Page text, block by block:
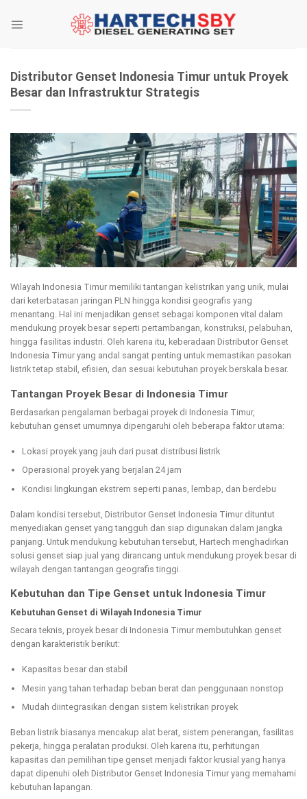
Distributor Genset Indonesia Timur untuk Proyek
Besar dan Infrastruktur Strategis
Wilayah Indonesia Timur memiliki tantangan kelistrikan yang unik, mulai
dari keterbatasan jaringan PLN hingga kondisi geografis yang
menantang. Hal ini menjadikan genset sebagai komponen vital dalam
mendukung proyek besar seperti pertambangan, konstruksi, pelabuhan,
hingga fasilitas industri. Oleh karena itu, keberadaan Distributor Genset
Indonesia Timur yang andal sangat penting untuk memastikan pasokan
listrik tetap stabil, efisien, dan sesuai kebutuhan proyek berskala besar.
Tantangan Proyek Besar di Indonesia Timur
Berdasarkan pengalaman berbagai proyek di Indonesia Timur,
kebutuhan genset umumnya dipengaruhi oleh beberapa faktor utama:
Lokasi proyek yang jauh dari pusat distribusi listrik
Operasional proyek yang berjalan 24 jam
Kondisi lingkungan ekstrem seperti panas, lembap, dan berdebu
Dalam kondisi tersebut, Distributor Genset Indonesia Timur dituntut
menyediakan genset yang tangguh dan siap digunakan dalam jangka
panjang. Untuk mendukung kebutuhan tersebut, Hartech menghadirkan
solusi genset siap jual yang dirancang untuk mendukung proyek besar di
wilayah dengan tantangan geografis tinggi.
Kebutuhan dan Tipe Genset untuk Indonesia Timur
Kebutuhan Genset di Wilayah Indonesia Timur
Secara teknis, proyek besar di Indonesia Timur membutuhkan genset
dengan karakteristik berikut:
Kapasitas besar dan stabil
Mesin yang tahan terhadap beban berat dan penggunaan nonstop
Mudah diintegrasikan dengan sistem kelistrikan proyek
Beban listrik biasanya mencakup alat berat, sistem penerangan, fasilitas
pekerja, hingga peralatan produksi. Oleh karena itu, perhitungan
kapasitas dan pemilihan tipe genset menjadi faktor krusial yang hanya
dapat dipenuhi oleh Distributor Genset Indonesia Timur yang memahami
kebutuhan lapangan.